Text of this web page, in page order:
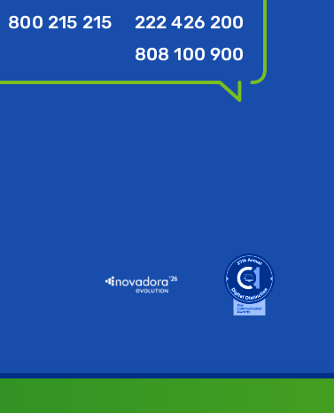
800 215 215
222 426 200
808 100 900